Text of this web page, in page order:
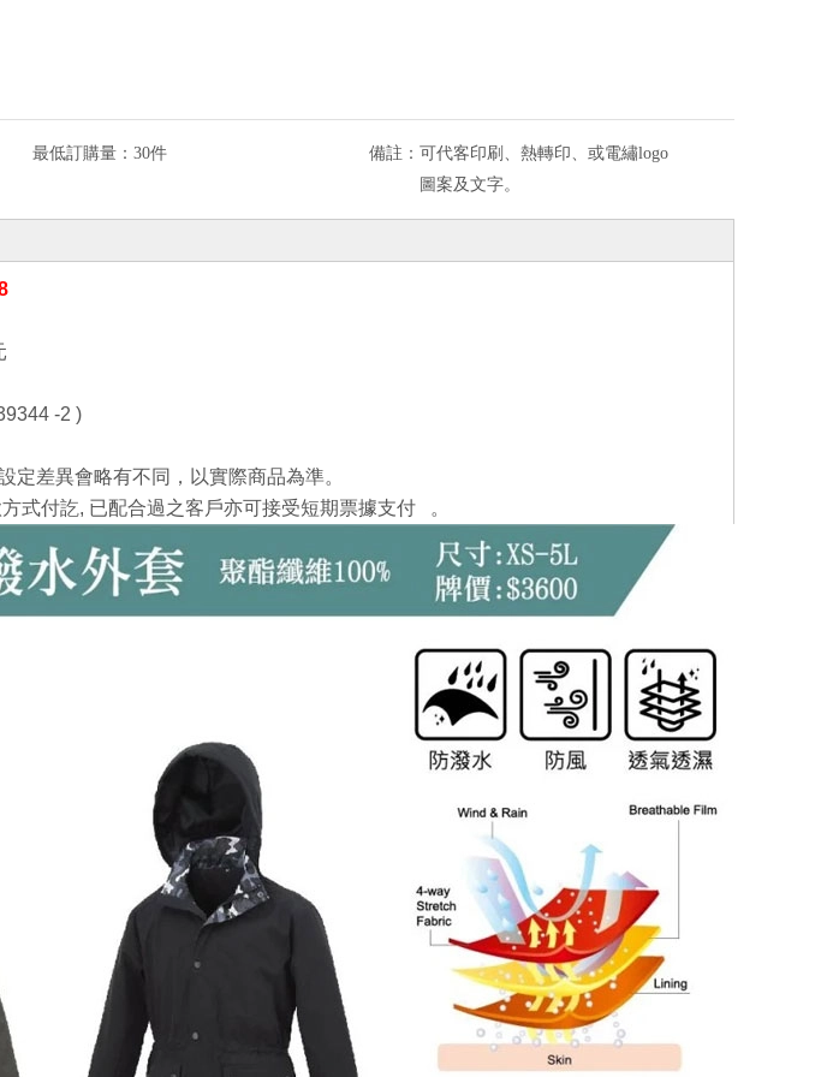
最低訂購量： 30件 備註： 可代客印刷、熱轉印、或電繡logo
圖案及文字。
-2 )
定差異會略有不同，以實際商品為準。
式付訖, 已配合過之客戶亦可接受短期票據支付 。